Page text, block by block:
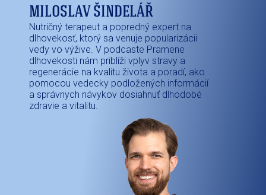
MILOSLAV ŠINDELÁŘ
Nutričný terapeut a popredný expert na
dlhovekosť, ktorý sa venuje popularizácii
vedy vo výžive. V podcaste Pramene
dlhovekosti nám priblíži vplyv stravy a
regenerácie na kvalitu života a poradí, ako
pomocou vedecky podložených informácií
a správnych návykov dosiahnuť dlhodobé
zdravie a vitalitu.